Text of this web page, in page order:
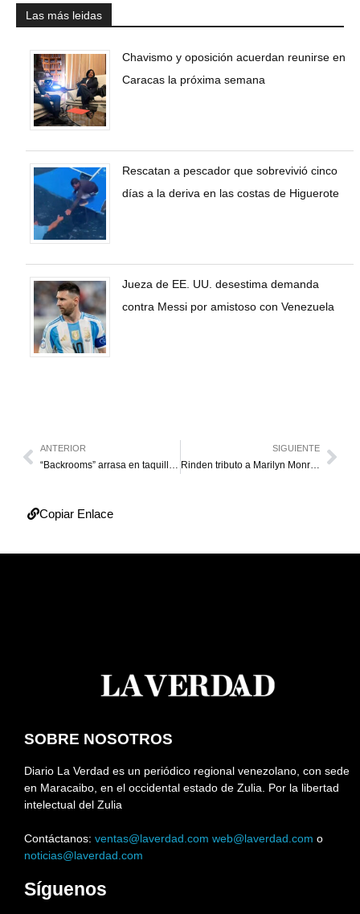
Las más leidas
Chavismo y oposición acuerdan reunirse en
Caracas la próxima semana
Rescatan a pescador que sobrevivió cinco
días a la deriva en las costas de Higuerote
Jueza de EE. UU. desestima demanda
contra Messi por amistoso con Venezuela
ANTERIOR SIGUIENTE
Rinden tributo a Marilyn Monroe por el centenario de su nacimiento
Copiar Enlace
SOBRE NOSOTROS
Diario La Verdad es un periódico regional venezolano, con sede
en Maracaibo, en el occidental estado de Zulia. Por la libertad
intelectual del Zulia
Contáctanos: ventas@laverdad.com web@laverdad.com o
noticias@laverdad.com
Síguenos